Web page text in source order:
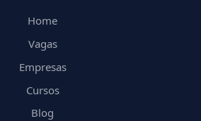
Home
Vagas
Empresas
Cursos
Blog